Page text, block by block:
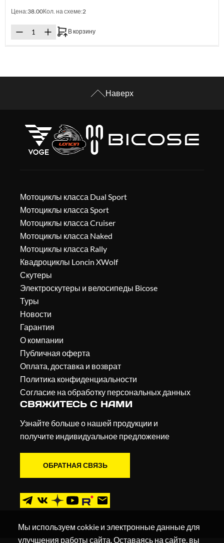
Цена:38.00Кол. на схеме:2
В корзину
Наверх
Мотоциклы класса Dual Sport
Мотоциклы класса Sport
Мотоциклы класса Cruiser
Мотоциклы класса Naked
Мотоциклы класса Rally
Квадроциклы Loncin XWolf
Скутеры
Электроскутеры и велосипеды Bicose
Туры
Новости
Гарантия
О компании
Публичная оферта
Оплата, доставка и возврат
Политика конфиденциальности
Согласие на обработку персональных данных
СВЯЖИТЕСЬ С НАМИ
Узнайте больше о нашей продукции и
получите индивидуальное предложение
ОБРАТНАЯ СВЯЗЬ
Мы используем cokkie и электронные данные для
улучшения работы сайта. Оставаясь на сайте, вы